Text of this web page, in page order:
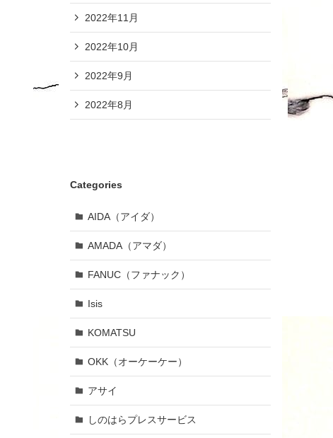
2022年11月
2022年10月
2022年9月
2022年8月
Categories
AIDA（アイダ）
AMADA（アマダ）
FANUC（ファナック）
Isis
KOMATSU
OKK（オーケーケー）
アサイ
しのはらプレスサービス